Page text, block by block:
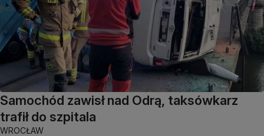
Samochód zawisł nad Odrą, taksówkarz
trafił do szpitala
WROCŁAW